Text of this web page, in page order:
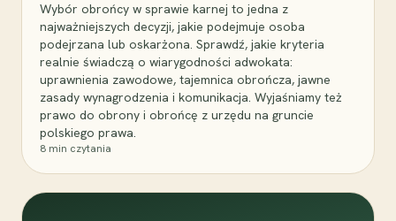
Wybór obrońcy w sprawie karnej to jedna z
najważniejszych decyzji, jakie podejmuje osoba
podejrzana lub oskarżona. Sprawdź, jakie kryteria
realnie świadczą o wiarygodności adwokata:
uprawnienia zawodowe, tajemnica obrończa, jawne
zasady wynagrodzenia i komunikacja. Wyjaśniamy też
prawo do obrony i obrońcę z urzędu na gruncie
polskiego prawa.
8 min czytania